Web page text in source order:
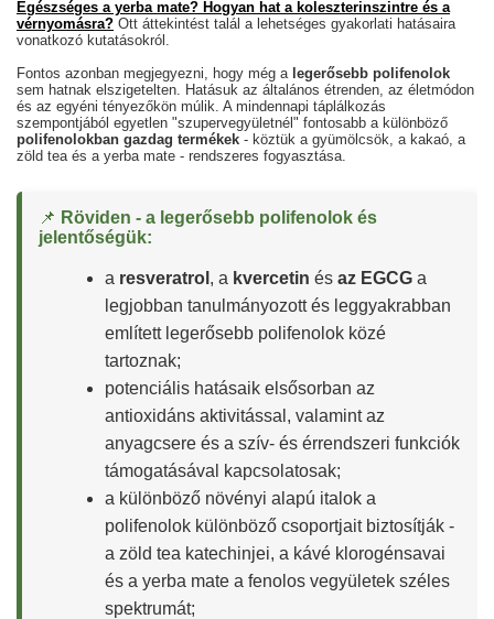
Egészséges a yerba mate? Hogyan hat a koleszterinszintre és a
vérnyomásra? Ott áttekintést talál a lehetséges gyakorlati hatásaira
vonatkozó kutatásokról.
Fontos azonban megjegyezni, hogy még a legerősebb polifenolok
sem hatnak elszigetelten. Hatásuk az általános étrenden, az életmódon
és az egyéni tényezőkön múlik. A mindennapi táplálkozás
szempontjából egyetlen "szupervegyületnél" fontosabb a különböző
polifenolokban gazdag termékek - köztük a gyümölcsök, a kakaó, a
zöld tea és a yerba mate - rendszeres fogyasztása.
📌 Röviden - a legerősebb polifenolok és
jelentőségük:
a resveratrol , a kvercetin és az EGCG a
legjobban tanulmányozott és leggyakrabban
említett legerősebb polifenolok közé
tartoznak;
potenciális hatásaik elsősorban az
antioxidáns aktivitással, valamint az
anyagcsere és a szív- és érrendszeri funkciók
támogatásával kapcsolatosak;
a különböző növényi alapú italok a
polifenolok különböző csoportjait biztosítják -
a zöld tea katechinjei, a kávé klorogénsavai
és a yerba mate a fenolos vegyületek széles
spektrumát;